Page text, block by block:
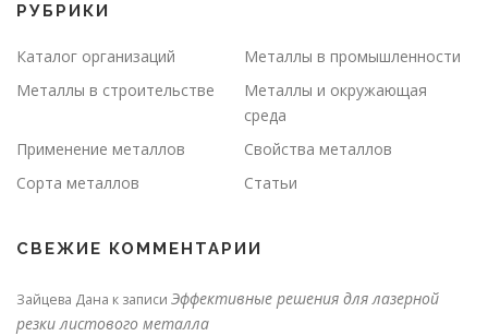
РУБРИКИ
Каталог организаций
Металлы в промышленности
Металлы в строительстве
Металлы и окружающая
среда
Применение металлов
Свойства металлов
Сорта металлов
Статьи
СВЕЖИЕ КОММЕНТАРИИ
Зайцева Дана к записи Эффективные решения для лазерной
резки листового металла